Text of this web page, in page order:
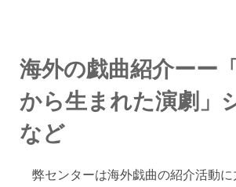
海外の戯曲紹介ーー
から生まれた演劇」
など
弊センターは海外戯曲の紹介活動に